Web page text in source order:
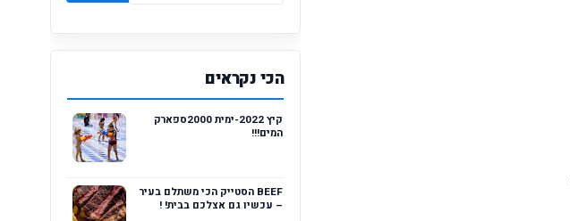
הכי נקראים
קיץ 2022-ימית 2000ספארק
המים!!!
BEEF הסטייק הכי משתלם בעיר
– עכשיו גם אצלכם בבית! !